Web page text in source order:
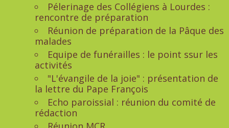
Pélerinage des Collégiens à Lourdes :
rencontre de préparation
Réunion de préparation de la Pâque des
malades
Equipe de funérailles : le point ssur les
activités
"L'évangile de la joie" : présentation de
la lettre du Pape François
Echo paroissial : réunion du comité de
rédaction